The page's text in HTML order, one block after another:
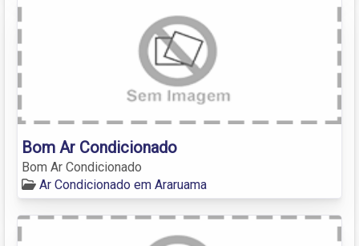
Bom Ar Condicionado
Bom Ar Condicionado
Ar Condicionado em Araruama